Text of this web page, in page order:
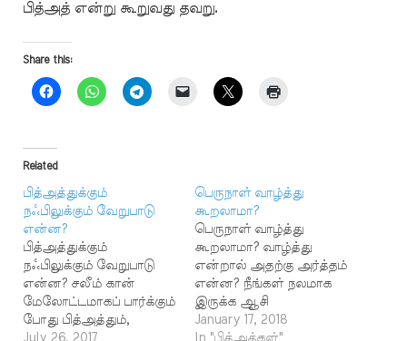
பித்அத் என்று கூறுவது தவறு.
Share this:
Related
பித்அத்துக்கும்
நஃபிலுக்கும் வேறுபாடு
என்ன?
பித்அத்துக்கும்
நஃபிலுக்கும் வேறுபாடு
என்ன? சலீம் கான்
மேலோட்டமாகப் பார்க்கும்
போது பித்அத்தும்,
நஃபிலும் ஒன்று போல்
July 26, 2017
பெருநாள் வாழ்த்து
கூறலாமா?
பெருநாள் வாழ்த்து
கூறலாமா? வாழ்த்து
என்றால் அதற்கு அர்த்தம்
என்ன? நீங்கள் நலமாக
இருக்க ஆசி
வழங்குகிறேன் என்று
கூறினால் உங்களிடம்
January 17, 2018
In "பித்அத்கள்"